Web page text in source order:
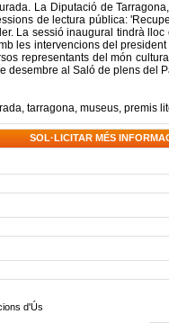
La Diputació de
de lectura pública:
La sessió inaugural tindrà
les intervencions del
representants del món
desembre al Saló de plens del
, tarragona, museus, premis
SOL·LICITAR MÉS
d'Ús